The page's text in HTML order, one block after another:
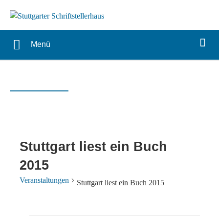
Menü
Stuttgart liest ein Buch
2015
Veranstaltungen Stuttgart liest ein Buch 2015